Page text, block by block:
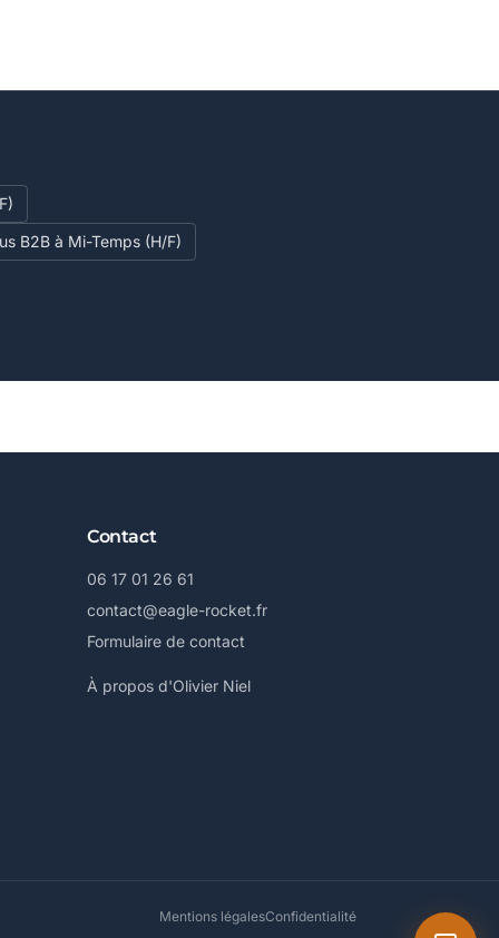
B2B à Mi-Temps (H/F)
Contact
06 17 01 26 61
contact@eagle-rocket.fr
Formulaire de contact
À propos d'Olivier Niel
Mentions légalesConfidentialité